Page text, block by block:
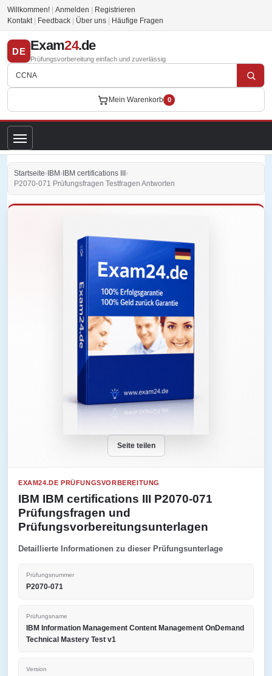
Willkommen! Anmelden
Registrieren
Kontakt
Feedback Über uns Häufige Fragen
DE Exam24.de
Prüfungsvorbereitung einfach und zuverlässig
Mein Warenkorb 0
Startseite› IBM › IBM certifications III ›
P2070-071 Prüfungsfragen Testfragen Antworten
Seite teilen
EXAM24.DE PRÜFUNGSVORBEREITUNG
IBM IBM certifications III P2070-071
Prüfungsfragen und
Prüfungsvorbereitungsunterlagen
Detaillierte Informationen zu dieser Prüfungsunterlage
Prüfungsnummer
P2070-071
Prüfungsname
IBM Information Management Content Management OnDemand
Technical Mastery Test v1
Version